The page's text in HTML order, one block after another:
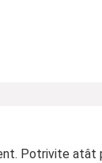
Potrivite